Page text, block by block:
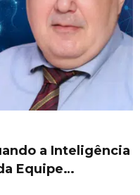
a Inteligência
Equipe…